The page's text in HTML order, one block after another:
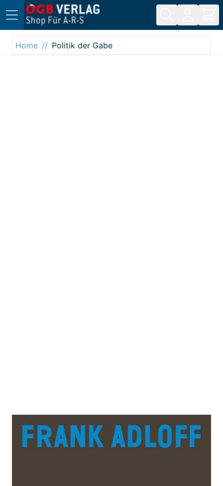
Direkt zum Inhalt
Home
Politik der Gabe
Politik der Gabe